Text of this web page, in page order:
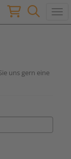
uns gern eine